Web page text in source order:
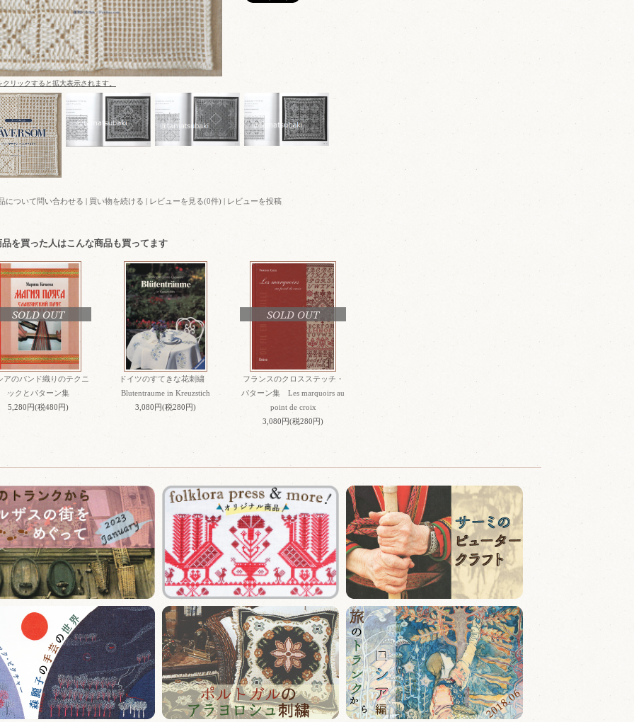
リックすると拡大表示されます。
について問い合わせる | 買い物を続ける | レビューを見る(0件) | レビューを投稿
品を買った人はこんな商品も買ってます
SOLD OUT
アのバンド織りのテクニ
ックとパターン集
5,280円(税480円)
ドイツのすてきな花刺繍
Blutentraume in Kreuzstich
3,080円(税280円)
SOLD OUT
フランスのクロスステッチ・
パターン集 Les marquoirs au
point de croix
3,080円(税280円)